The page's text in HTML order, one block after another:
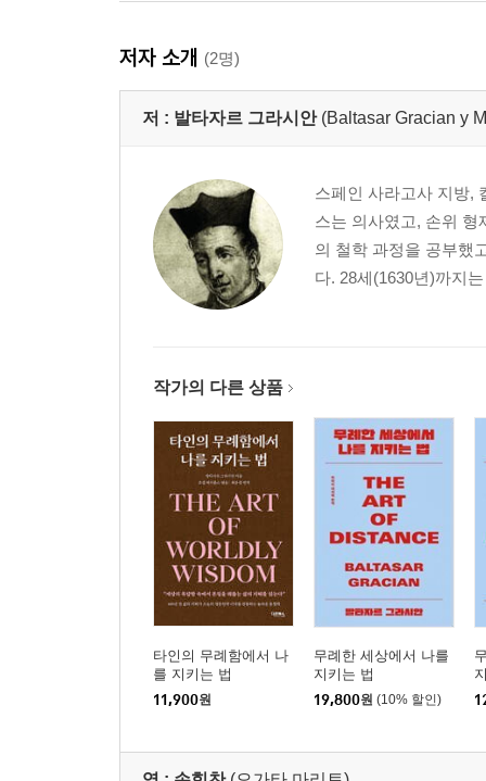
경쟁자와 비난하는 사람을 이기는 법 ·164
불행에 함부로 뛰어들지 말라 ·165
질문하고 듣고 계획하라 ·166
말의 사람과 행동의 사람을 구별하라 ·168
위기의 순간에 더 당당해야 한다 ·169
어리석음의 편심에 빠지지 마라 ·170
모든 일에는 무언가를 예비해 두라 ·171
영향력 낭비는 금물이다 ·172
지성의 결핍은 고칠 수 없다 ·175
당신을 믿으라 ·177
내면의 절제를 중요시하라 ·178
모든 가능성을 열어두라 ·179
진실은 마음의 창이다 ·180
모든 것에 대담함을 더하다 ·181
어리석은 이들이 확신을 잘한다 ·182
형식에 집착하면 지루해진다 ·183
아무리 높은 위치에 있더라도 결함을 인식하라 ·185
증오의 무기를 휘두를 대리인이 필요하다 ·186
겉으로만 예의를 차려 사람을 속이지 마라 ·189
저자 소개 (2명)
저 : 발타자르 그라시안 (Baltasar Gracian y
스페인 사라고사 지방,
스는 의사였고, 손위 형
의 철학 과정을 공부했
다. 28세(1630년)까지
작가의 다른 상품
타인의 무례함에서 나
를 지키는 법
11,900원
무례한 세상에서 나를
지키는 법
19,800원 (10% 할인)